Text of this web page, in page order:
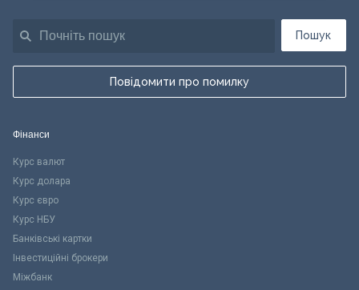
Пошук
Повідомити про помилку
Фінанси
Курс валют
Курс долара
Курс євро
Курс НБУ
Банківські картки
Інвестиційні брокери
Міжбанк